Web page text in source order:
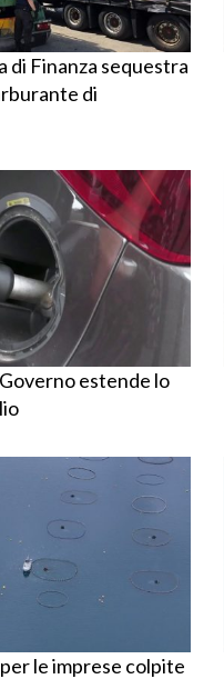
di Finanza sequestra
di
estende lo
le imprese colpite